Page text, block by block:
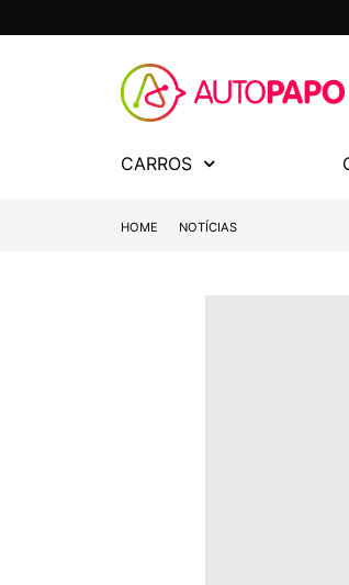
CARROS
HOME NOTÍCIAS